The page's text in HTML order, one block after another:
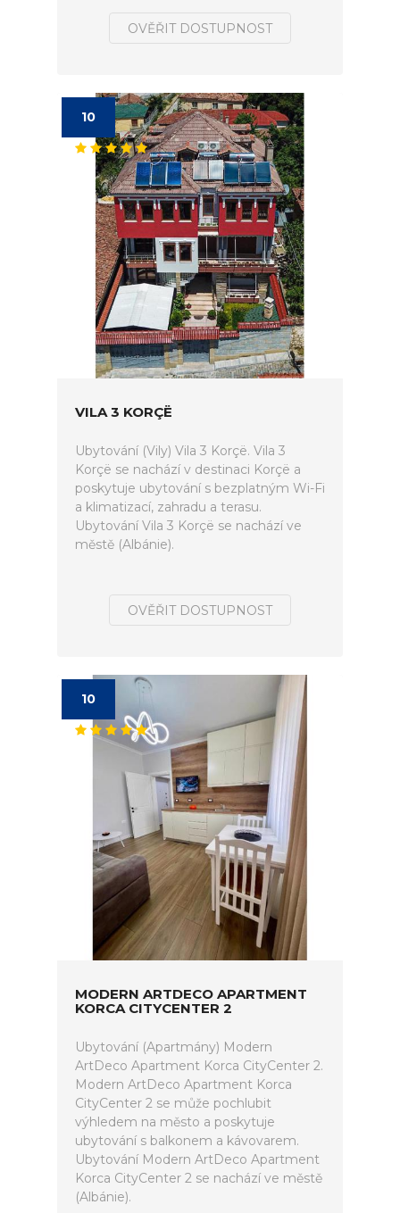
OVĚŘIT DOSTUPNOST
10
VILA 3 KORÇË
Ubytování (Vily) Vila 3 Korçë. Vila 3
Korçë se nachází v destinaci Korçë a
poskytuje ubytování s bezplatným Wi-Fi
a klimatizací, zahradu a terasu.
Ubytování Vila 3 Korçë se nachází ve
městě (Albánie).
OVĚŘIT DOSTUPNOST
10
MODERN ARTDECO APARTMENT
KORCA CITYCENTER 2
Ubytování (Apartmány) Modern
ArtDeco Apartment Korca CityCenter 2.
Modern ArtDeco Apartment Korca
CityCenter 2 se může pochlubit
výhledem na město a poskytuje
ubytování s balkonem a kávovarem.
Ubytování Modern ArtDeco Apartment
Korca CityCenter 2 se nachází ve městě
(Albánie).